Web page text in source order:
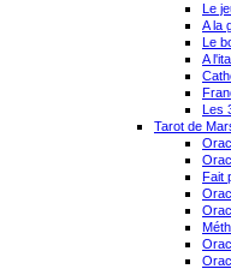
Le
A la
Le
A
Les
Tarot de
Fait